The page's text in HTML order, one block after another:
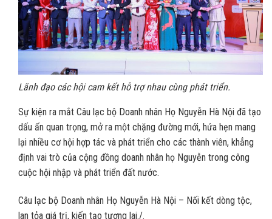
Lãnh đạo các hội cam kết hỗ trợ nhau cùng phát triển.
Sự kiện ra mắt Câu lạc bộ Doanh nhân Họ Nguyễn Hà Nội đã tạo
dấu ấn quan trọng, mở ra một chặng đường mới, hứa hẹn mang
lại nhiều cơ hội hợp tác và phát triển cho các thành viên, khẳng
định vai trò của cộng đồng doanh nhân họ Nguyễn trong công
cuộc hội nhập và phát triển đất nước.
Câu lạc bộ Doanh nhân Họ Nguyễn Hà Nội – Nối kết dòng tộc,
lan tỏa giá trị, kiến tạo tương lai./.